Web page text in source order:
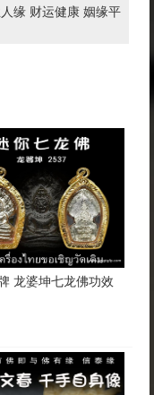
缘 财运健康 姻缘平
龙婆坤七龙佛功效